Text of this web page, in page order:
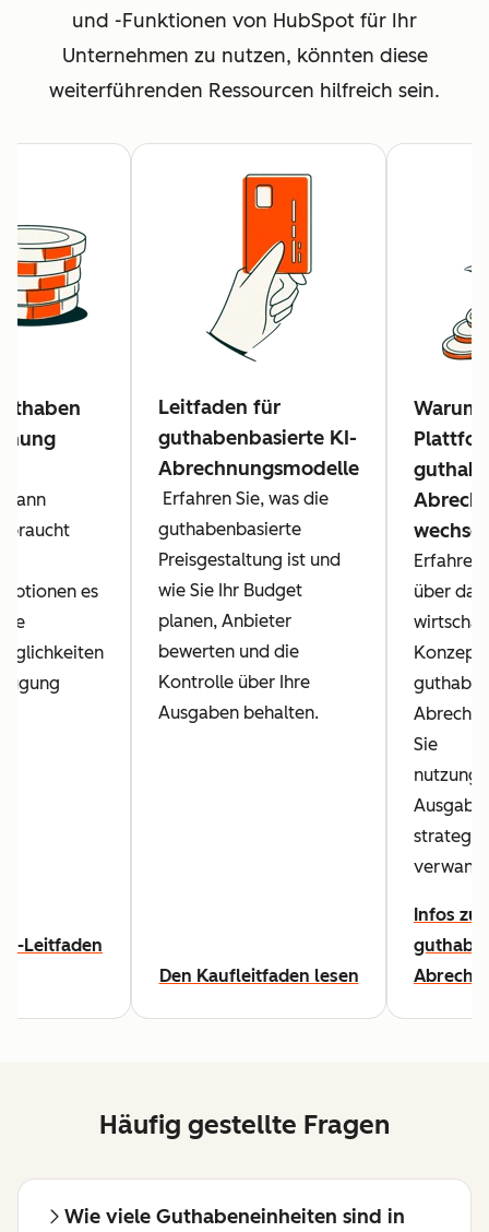
und -Funktionen von HubSpot für Ihr
Unternehmen zu nutzen, könnten diese
weiterführenden Ressourcen hilfreich sein.
wann
es
Leitfaden
Leitfaden für
guthabenbasierte KI-
Abrechnungsmodelle
Erfahren Sie, was die
guthabenbasierte
Preisgestaltung ist und
wie Sie Ihr Budget
planen, Anbieter
bewerten und die
Kontrolle über Ihre
Ausgaben behalten.
Den Kaufleitfaden lesen
Warum
Erfahren
über das
Konzept
Sie
Infos zur
Häufig gestellte Fragen
Wie viele Guthabeneinheiten sind in